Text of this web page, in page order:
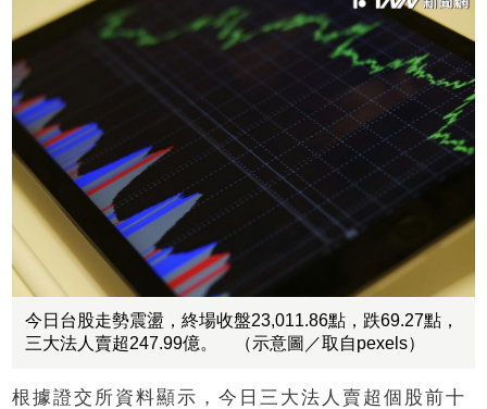
今日台股走勢震盪，終場收盤23,011.86點，跌69.27點，
三大法人賣超247.99億。 （示意圖／取自pexels）
根據證交所資料顯示，今日三大法人賣超個股前十